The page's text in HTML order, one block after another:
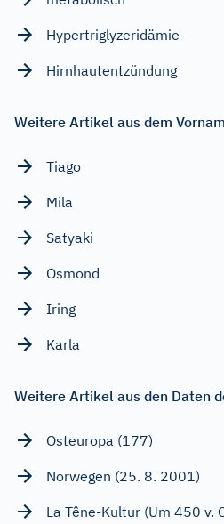
Hypertriglyzeridämie
Hirnhautentzündung
Weitere Artikel aus dem
Tiago
Mila
Satyaki
Osmond
Iring
Karla
Weitere Artikel aus den Daten
Osteuropa (177)
Norwegen (25. 8. 2001)
La Têne-Kultur (Um 450 v.